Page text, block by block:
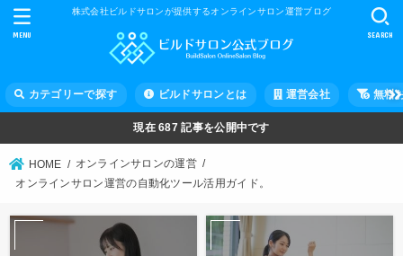
株式会社ビルドサロンが提供するオンラインサロン運営ブログ
カテゴリーで探す ビルドサロンとは 運営会社 無料
SEARCH
MENU
現在687 記事を公開中です
HOME
オンラインサロンの運営
オンラインサロン運営の自動化ツール活用ガイド。